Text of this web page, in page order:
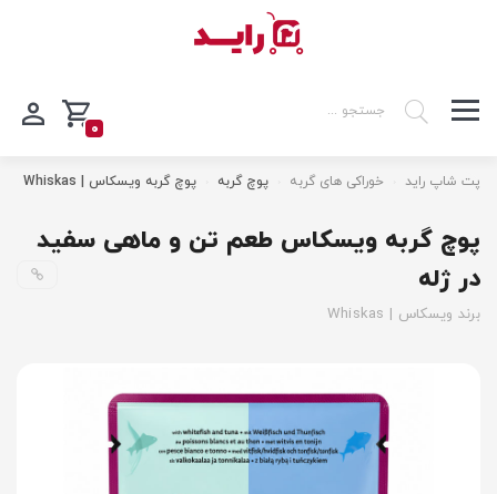
0
پت شاپ راید خوراکی های گربه پوچ گربه پوچ گربه ویسکاس | Whiskas
پوچ گربه ویسکاس طعم تن و ماهی سفید
در ژله
برند ویسکاس | Whiskas